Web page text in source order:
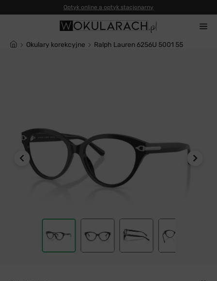
Optyk online a optyk stacjonarny
Okulary korekcyjne Ralph Lauren 6256U 5001 55